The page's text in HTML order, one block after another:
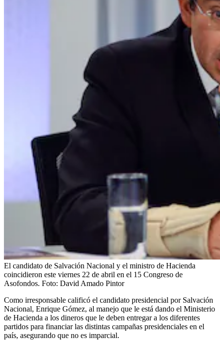
El candidato de Salvación Nacional y el ministro de Hacienda
coincidieron este viernes 22 de abril en el 15 Congreso de
Asofondos. Foto: David Amado Pintor
Como irresponsable calificó el candidato presidencial por Salvación
Nacional, Enrique Gómez, al manejo que le está dando el Ministerio
de Hacienda a los dineros que le deben entregar a los diferentes
partidos para financiar las distintas campañas presidenciales en el
país, asegurando que no es imparcial.